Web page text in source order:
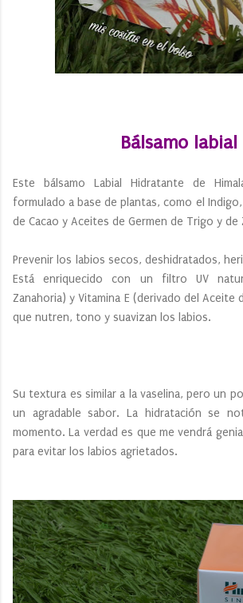
Bálsamo labial
Este bálsamo Labial Hidratante de
formulado a base de plantas, como el
de Cacao y Aceites de Germen de Trigo y de
Prevenir los labios secos, deshidratados,
Está enriquecido con un filtro UV
Zanahoria) y Vitamina E (derivado del Aceite
que nutren, tono y suavizan los labios.
Su textura es similar a la vaselina, pero un
un agradable sabor. La hidratación se
momento. La verdad es que me vendrá
para evitar los labios agrietados.